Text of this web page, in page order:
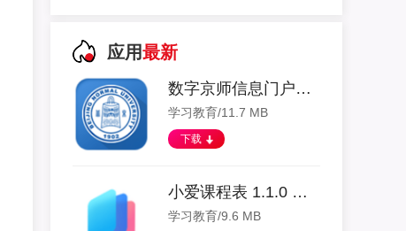
应用最新
数字京师信息门户app 1.1.3 安卓版
学习教育/11.7 MB
下载
小爱课程表 1.1.0 安卓版
学习教育/9.6 MB